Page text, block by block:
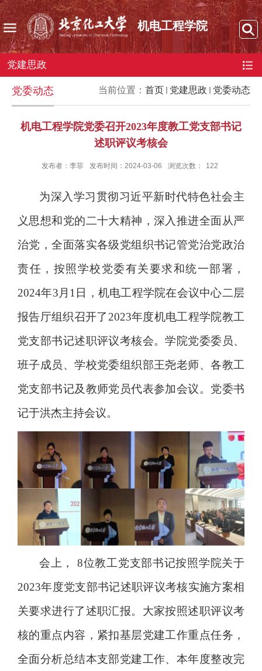
机电工程学院
党建思政
当前位置： 首页 党建思政 党委动态
党委动态
机电工程学院党委召开2023年度教工党支部书记
述职评议考核会
发布者：李菲 发布时间：2024-03-06 浏览次数： 122
为深入学习贯彻习近平新时代特色社会主
义思想和党的二十大精神，深入推进全面从严
治党，全面落实各级党组织书记管党治党政治
责任，按照学校党委有关要求和统一部署，
2024年3 月 1 日，机电工程学院在会议中心二层
报告厅组织召开了 2023年度机电工程学院教工
党支部书记述职评议考核会。学院党委委员、
班子成员、学校党委组织部王尧老师、各教工
党支部书记及教师党员代表参加会议。党委书
记于洪杰主持会议。
会上， 8位教工党支部书记按照学院关于
2023年度党支部书记述职评议考核实施方案相
关要求进行了述职汇报。大家按照述职评议考
核的重点内容，紧扣基层党建工作重点任务，
全面分析总结本支部党建工作、本年度整改完